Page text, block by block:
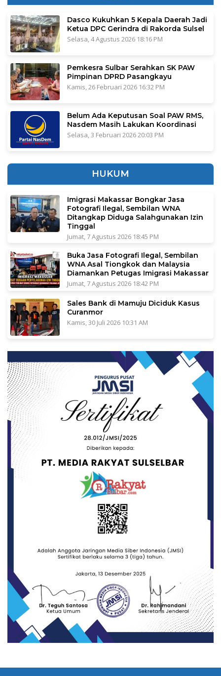
Dasco Kukuhkan 5 Kepala Daerah Jadi
Ketua DPC Gerindra di Rakorda Sulsel
Selasa, 4 Agustus 2026 18:16 PM
Pemkesra Sulbar Serahkan SK PAW
Pimpinan DPRD Pasangkayu
Kamis, 26 Februari 2026 16:32 PM
Belum Ada Keputusan Soal PAW RMS,
Nasdem Masih Lakukan Koordinasi
Selasa, 3 Februari 2026 20:03 PM
HUKUM
Imigrasi Makassar Bongkar Jasa
Fotografi Ilegal, Sembilan WNA
Ditangkap Diduga Salahgunakan Izin
Tinggal
Jumat, 7 Agustus 2026 18:45 PM
Buka Jasa Fotografi Ilegal, Sembilan
WNA Asal Tiongkok dan Malaysia
Diamankan Petugas Imigrasi Makassar
Jumat, 7 Agustus 2026 18:42 PM
Sales Bank di Mamuju Diciduk Kasus
Curanmor
Kamis, 30 Juli 2026 10:31 AM